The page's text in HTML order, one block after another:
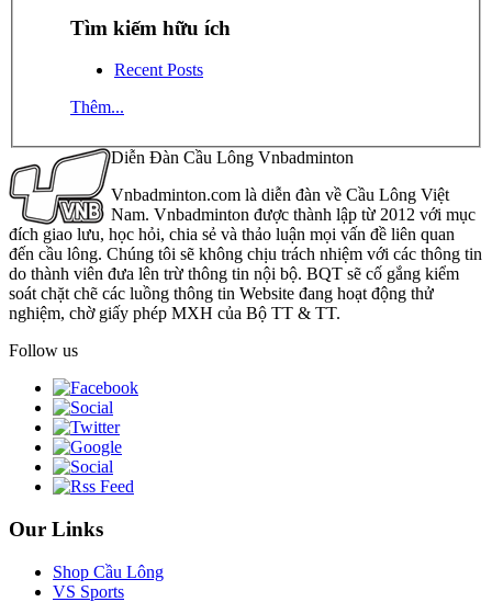
Tìm kiếm hữu ích
Recent Posts
Thêm...
Diễn Đàn Cầu Lông Vnbadminton
Vnbadminton.com là diễn đàn về Cầu Lông Việt
Nam. Vnbadminton được thành lập từ 2012 với mục
đích giao lưu, học hỏi, chia sẻ và thảo luận mọi vấn đề liên quan
đến cầu lông. Chúng tôi sẽ không chịu trách nhiệm với các thông tin
do thành viên đưa lên trừ thông tin nội bộ. BQT sẽ cố gắng kiểm
soát chặt chẽ các luồng thông tin Website đang hoạt động thử
nghiệm, chờ giấy phép MXH của Bộ TT & TT.
Follow us
Our Links
Shop Cầu Lông
VS Sports